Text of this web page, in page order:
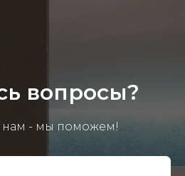
вопросы?
нам - мы поможем!